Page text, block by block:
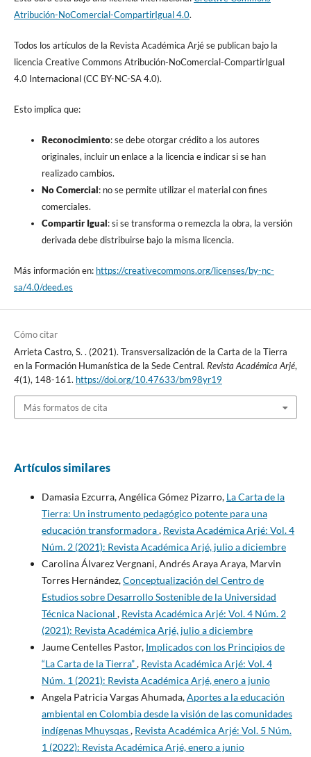
Atribución-NoComercial-CompartirIgual 4.0.
Todos los artículos de la Revista Académica Arjé se publican bajo la
licencia Creative Commons Atribución-NoComercial-CompartirIgual
4.0 Internacional (CC BY-NC-SA 4.0).
Esto implica que:
Reconocimiento: se debe otorgar crédito a los autores
originales, incluir un enlace a la licencia e indicar si se han
realizado cambios.
No Comercial: no se permite utilizar el material con fines
comerciales.
Compartir Igual: si se transforma o remezcla la obra, la versión
derivada debe distribuirse bajo la misma licencia.
Más información en: https://creativecommons.org/licenses/by-nc-
sa/4.0/deed.es
Cómo citar
Arrieta Castro, S. . (2021). Transversalización de la Carta de la Tierra
en la Formación Humanística de la Sede Central. Revista Académica Arjé,
4(1), 148-161. https://doi.org/10.47633/bm98yr19
Más formatos de cita
Artículos similares
Damasia Ezcurra, Angélica Gómez Pizarro, La Carta de la
Tierra: Un instrumento pedagógico potente para una
educación transformadora, Revista Académica Arjé: Vol. 4
Núm. 2 (2021): Revista Académica Arjé, julio a diciembre
Carolina Álvarez Vergnani, Andrés Araya Araya, Marvin
Torres Hernández,Conceptualización del Centro de
Estudios sobre Desarrollo Sostenible de la Universidad
Técnica Nacional , Revista Académica Arjé: Vol. 4 Núm. 2
(2021): Revista Académica Arjé, julio a diciembre
Jaume Centelles Pastor, Implicados con los Principios de
“La Carta de la Tierra”, Revista Académica Arjé: Vol. 4
Núm. 1 (2021): Revista Académica Arjé, enero a junio
Angela Patricia Vargas Ahumada,Aportes a la educación
ambiental en Colombia desde la visión de las comunidades
indígenas Mhuysqas, Revista Académica Arjé: Vol. 5 Núm.
1 (2022): Revista Académica Arjé, enero a junio